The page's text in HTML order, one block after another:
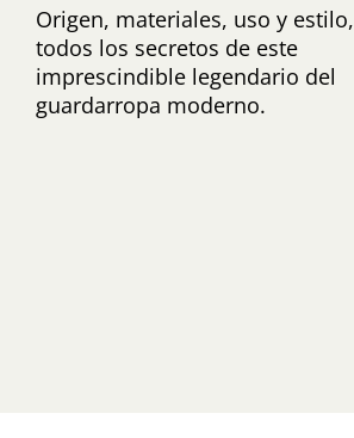
Origen, materiales, uso y estilo,
todos los secretos de este
imprescindible legendario del
guardarropa moderno.